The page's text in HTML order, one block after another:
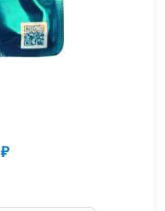
₽Диапазон